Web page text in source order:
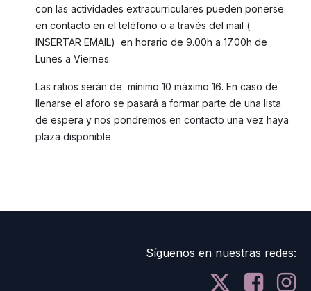
con las actividades extracurriculares pueden ponerse
en contacto en el teléfono o a través del mail (
INSERTAR EMAIL) en horario de 9.00h a 17.00h de
Lunes a Viernes.
Las ratios serán de mínimo 10 máximo 16. En caso de
llenarse el aforo se pasará a formar parte de una lista
de espera y nos pondremos en contacto una vez haya
plaza disponible.
Síguenos en nuestras redes: